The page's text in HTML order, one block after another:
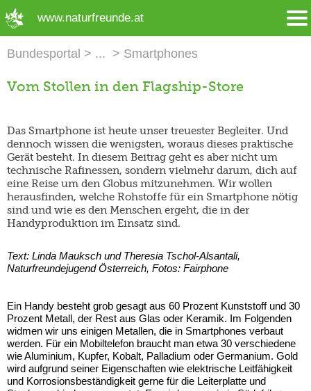
www.naturfreunde.at
Bundesportal Smartphones
Vom Stollen in den Flagship-Store
Das Smartphone ist heute unser treuester Begleiter. Und
dennoch wissen die wenigsten, woraus dieses praktische
Gerät besteht. In diesem Beitrag geht es aber nicht um
technische Rafinessen, sondern vielmehr darum, dich auf
eine Reise um den Globus mitzunehmen. Wir wollen
herausfinden, welche Rohstoffe für ein Smartphone nötig
sind und wie es den Menschen ergeht, die in der
Handyproduktion im Einsatz sind.
Text: Linda Mauksch und Theresia Tschol-Alsantali,
Naturfreundejugend Österreich, Fotos: Fairphone
Ein Handy besteht grob gesagt aus 60 Prozent Kunststoff und 30
Prozent Metall, der Rest aus Glas oder Keramik. Im Folgenden
widmen wir uns einigen Metallen, die in Smartphones verbaut
werden. Für ein Mobiltelefon braucht man etwa 30 verschiedene
wie Aluminium, Kupfer, Kobalt, Palladium oder Germanium. Gold
wird aufgrund seiner Eigenschaften wie elektrische Leitfähigkeit
und Korrosionsbeständigkeit gerne für die Leiterplatte und